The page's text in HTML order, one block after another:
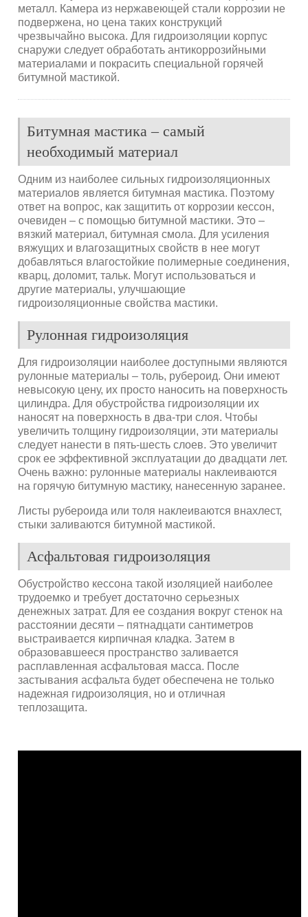
металл. Камера из нержавеющей стали коррозии не
подвержена, но цена таких конструкций
чрезвычайно высока. Для гидроизоляции корпус
снаружи следует обработать антикоррозийными
материалами и покрасить специальной горячей
битумной мастикой.
Битумная мастика – самый
необходимый материал
Одним из наиболее сильных гидроизоляционных
материалов является битумная мастика. Поэтому
ответ на вопрос, как защитить от коррозии кессон,
очевиден – с помощью битумной мастики. Это –
вязкий материал, битумная смола. Для усиления
вяжущих и влагозащитных свойств в нее могут
добавляться влагостойкие полимерные соединения,
кварц, доломит, тальк. Могут использоваться и
другие материалы, улучшающие
гидроизоляционные свойства мастики.
Рулонная гидроизоляция
Для гидроизоляции наиболее доступными являются
рулонные материалы – толь, рубероид. Они имеют
невысокую цену, их просто наносить на поверхность
цилиндра. Для обустройства гидроизоляции их
наносят на поверхность в два-три слоя. Чтобы
увеличить толщину гидроизоляции, эти материалы
следует нанести в пять-шесть слоев. Это увеличит
срок ее эффективной эксплуатации до двадцати лет.
Очень важно: рулонные материалы наклеиваются
на горячую битумную мастику, нанесенную заранее.
Листы рубероида или толя наклеиваются внахлест,
стыки заливаются битумной мастикой.
Асфальтовая гидроизоляция
Обустройство кессона такой изоляцией наиболее
трудоемко и требует достаточно серьезных
денежных затрат. Для ее создания вокруг стенок на
расстоянии десяти – пятнадцати сантиметров
выстраивается кирпичная кладка. Затем в
образовавшееся пространство заливается
расплавленная асфальтовая масса. После
застывания асфальта будет обеспечена не только
надежная гидроизоляция, но и отличная
теплозащита.